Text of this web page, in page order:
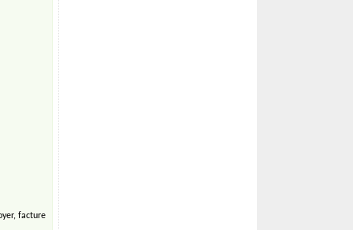
facture